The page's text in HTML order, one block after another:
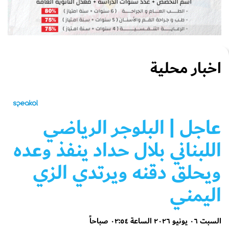
اخبار محلية
عاجل| البلوجر الرياضي
اللبناني بلال حداد ينفذ وعده
ويحلق دقنه ويرتدي الزي
اليمني
السبت ٠٦ يونيو ٢٠٢٦ الساعة ٠٢:٥٤ صباحاً